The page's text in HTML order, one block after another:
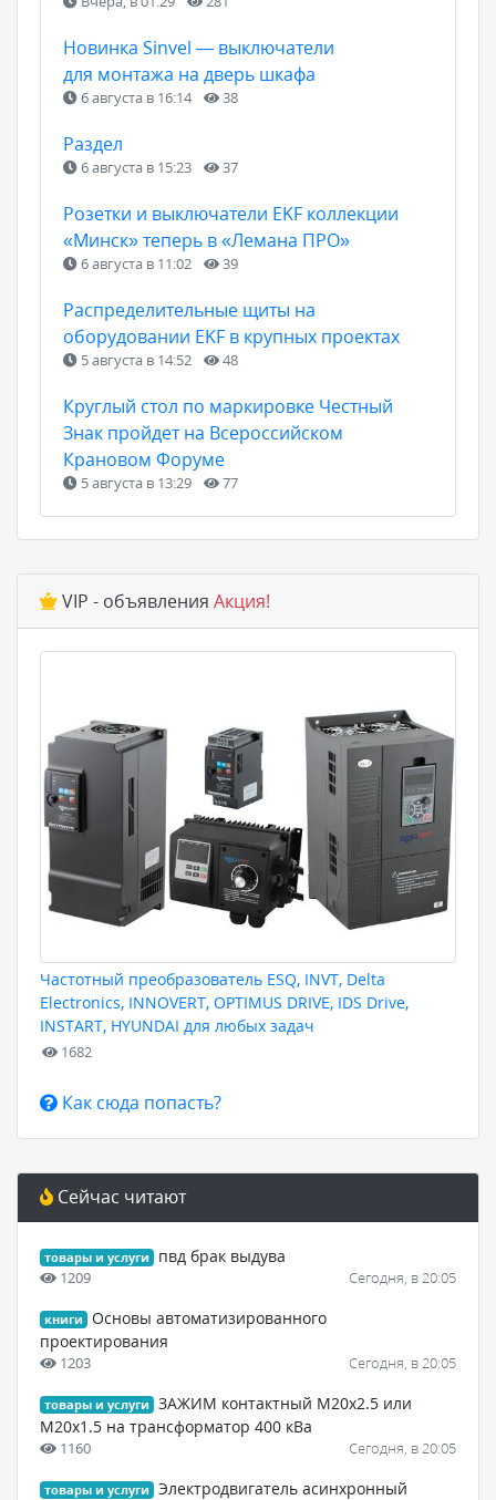
Новинка Sinvel — выключатели
для монтажа на дверь шкафа
6 августа в 16:14 38
Раздел
6 августа в 15:23 37
Розетки и выключатели EKF коллекции
«Минск» теперь в «Лемана ПРО»
6 августа в 11:02 39
Распределительные щиты на
оборудовании EKF в крупных проектах
5 августа в 14:52 48
Круглый стол по маркировке Честный
Знак пройдет на Всероссийском
Крановом Форуме
5 августа в 13:29 77
VIP - объявления Акция!
Частотный преобразователь ESQ, INVT, Delta
Electronics, INNOVERT, OPTIMUS DRIVE, IDS Drive,
INSTART, HYUNDAI для любых задач
1682
Как сюда попасть?
Сейчас читают
товары и услуги пвд брак выдува
1209 Сегодня, в 20:05
книги
Основы автоматизированного
проектирования
1203 Сегодня, в 20:05
товары и услуги
ЗАЖИМ контактный М20х2.5 или
М20х1.5 на трансформатор 400 кВа
1160 Сегодня, в 20:05
товары и услуги
Электродвигатель асинхронный